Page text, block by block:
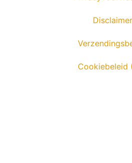
Disclaimer
Cookiebeleid